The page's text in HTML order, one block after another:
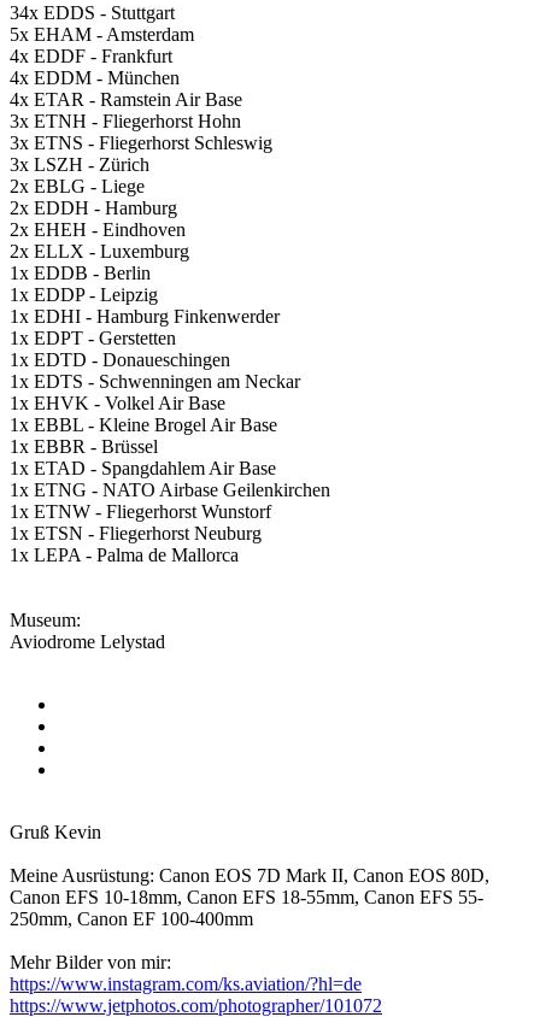
34x EDDS - Stuttgart
5x EHAM - Amsterdam
4x EDDF - Frankfurt
4x EDDM - München
4x ETAR - Ramstein Air Base
3x ETNH - Fliegerhorst Hohn
3x ETNS - Fliegerhorst Schleswig
3x LSZH - Zürich
2x EBLG - Liege
2x EDDH - Hamburg
2x EHEH - Eindhoven
2x ELLX - Luxemburg
1x EDDB - Berlin
1x EDDP - Leipzig
1x EDHI - Hamburg Finkenwerder
1x EDPT - Gerstetten
1x EDTD - Donaueschingen
1x EDTS - Schwenningen am Neckar
1x EHVK - Volkel Air Base
1x EBBL - Kleine Brogel Air Base
1x EBBR - Brüssel
1x ETAD - Spangdahlem Air Base
1x ETNG - NATO Airbase Geilenkirchen
1x ETNW - Fliegerhorst Wunstorf
1x ETSN - Fliegerhorst Neuburg
1x LEPA - Palma de Mallorca
Museum:
Aviodrome Lelystad
Gruß Kevin
Meine Ausrüstung: Canon EOS 7D Mark II, Canon EOS 80D,
Canon EFS 10-18mm, Canon EFS 18-55mm, Canon EFS 55-
250mm, Canon EF 100-400mm
Mehr Bilder von mir:
https://www.instagram.com/ks.aviation/?hl=de
https://www.jetphotos.com/photographer/101072